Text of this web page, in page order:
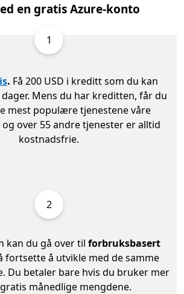
en gratis Azure-konto
1
. Få 200 USD i kreditt som du kan
Mens du har kreditten, får du
mest populære tjenestene våre
over 55 andre tjenester er alltid
kostnadsfrie.
2
kan du gå over til forbruksbasert
fortsette å utvikle med de samme
Du betaler bare hvis du bruker mer
månedlige mengdene.